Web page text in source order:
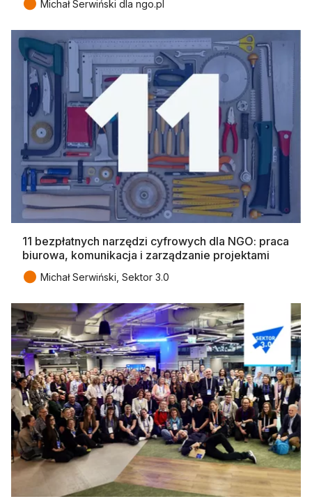
● Michał Serwiński dla ngo.pl
11 bezpłatnych narzędzi cyfrowych dla NGO: praca
biurowa, komunikacja i zarządzanie projektami
● Michał Serwiński, Sektor 3.0